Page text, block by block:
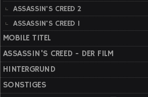
ASSASSIN'S CREED 2
ASSASSIN'S CREED 1
MOBILE TITEL
ASSASSIN'S CREED - DER FILM
HINTERGRUND
SONSTIGES